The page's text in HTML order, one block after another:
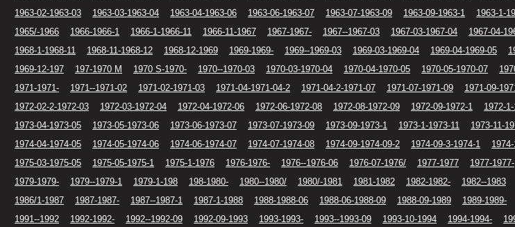
1963-02-1963-03
1963-03-1963-04 1963-04-1963-06 1963-06-1963-07 1963-07-1963-09 1963-09-1963-1 1963-1-
1965/-1966
1966-1966-1 1966-1-1966-11 1966-11-1967 1967-1967- 1967--1967-03 1967-03-1967-04 1967-04-
1968-1-1968-11
1968-11-1968-12 1968-12-1969 1969-1969- 1969--1969-03 1969-03-1969-04 1969-04-1969-05
1969-12-197
197-1970 M 1970 S-1970- 1970--1970-03 1970-03-1970-04 1970-04-1970-05 1970-05-1970-07
1971-1971-
1971--1971-02 1971-02-1971-03 1971-04-1971-04-2 1971-04-2-1971-07 1971-07-1971-09 1971-09-
1972-02-2-1972-03
1972-03-1972-04 1972-04-1972-06 1972-06-1972-08 1972-08-1972-09 1972-09-1972-1 1972-
1973-04-1973-05
1973-05-1973-06 1973-06-1973-07 1973-07-1973-09 1973-09-1973-1 1973-1-1973-11 1973-11-
1974-04-1974-05
1974-05-1974-06 1974-06-1974-07 1974-07-1974-08 1974-09-1974-09-2 1974-09-3-1974-1
1975-03-1975-05
1975-05-1975-1 1975-1-1976 1976-1976- 1976--1976-06 1976-07-1976/ 1977-1977 1977-1977-
1979-1979-
1979--1979-1 1979-1-198 198-1980- 1980--1980/ 1980/-1981 1981-1982 1982-1982- 1982--1983
1986/1-1987
1987-1987- 1987--1987-1 1987-1-1988 1988-1988-06 1988-06-1988-09 1988-09-1989 1989-1989-
1991--1992
1992-1992- 1992--1992-09 1992-09-1993 1993-1993- 1993--1993-09 1993-10-1994 1994-1994-